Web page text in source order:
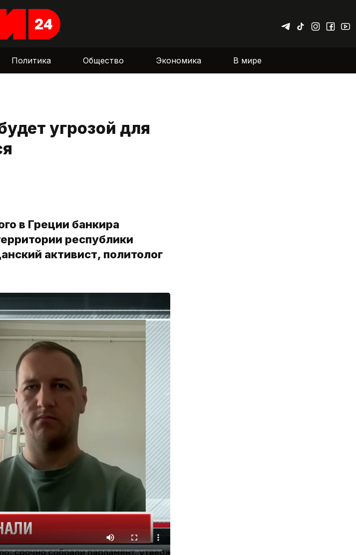
Политика Общество Экономика В мире
угрозой для
в Греции банкира
республики
активист, политолог